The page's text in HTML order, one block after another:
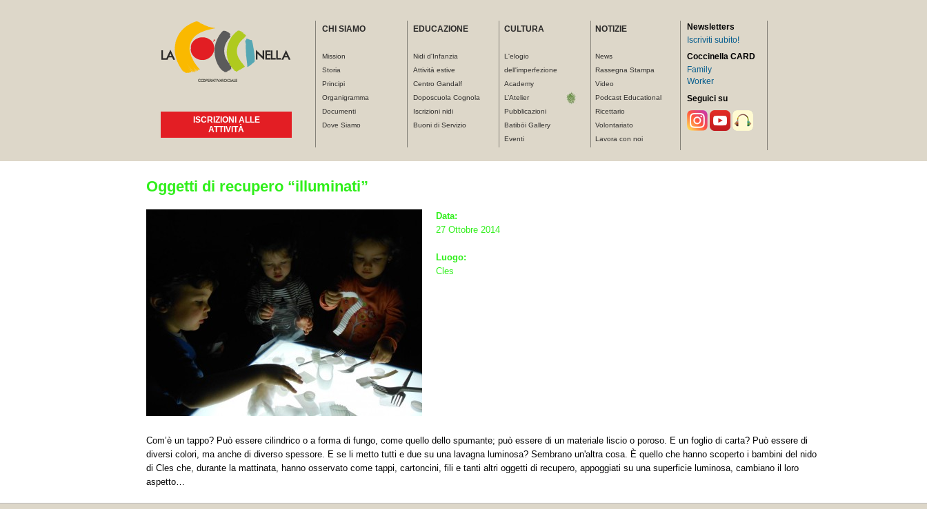
ISCRIZIONI ALLE
ATTIVITÀ
CHI SIAMO
Mission
Storia
Principi
Organigramma
Documenti
Dove Siamo
EDUCAZIONE
Nidi d'Infanzia
Attività estive
Centro Gandalf
Doposcuola Cognola
Iscrizioni nidi
Buoni di Servizio
CULTURA
L'elogio
dell'imperfezione
Academy
L’Atelier
Pubblicazioni
Batibōi Gallery
Eventi
NOTIZIE
News
Rassegna Stampa
Video
Podcast Educational
Ricettario
Volontariato
Lavora con noi
Newsletters
Iscriviti subito!
Coccinella CARD
Family
Worker
Seguici su
Tu sei qui
Oggetti di recupero “illuminati”
Data:
27 Ottobre 2014
Luogo:
Cles
Com’è un tappo? Può essere cilindrico o a forma di fungo, come quello dello spumante; può essere di un materiale liscio o poroso. E un foglio di carta? Può essere di
diversi colori, ma anche di diverso spessore. E se li metto tutti e due su una lavagna luminosa? Sembrano un'altra cosa. È quello che hanno scoperto i bambini del nido
di Cles che, durante la mattinata, hanno osservato come tappi, cartoncini, fili e tanti altri oggetti di recupero, appoggiati su una superficie luminosa, cambiano il loro
aspetto…